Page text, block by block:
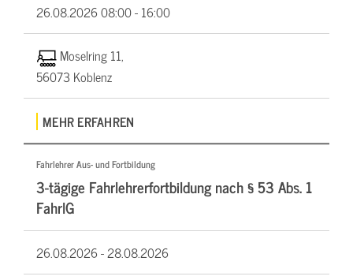
26.08.202608:00 - 16:00
Moselring 11,
56073 Koblenz
MEHR ERFAHREN
Fahrlehrer Aus- und Fortbildung
3-tägige Fahrlehrerfortbildung nach § 53 Abs. 1
FahrlG
26.08.2026 -28.08.2026